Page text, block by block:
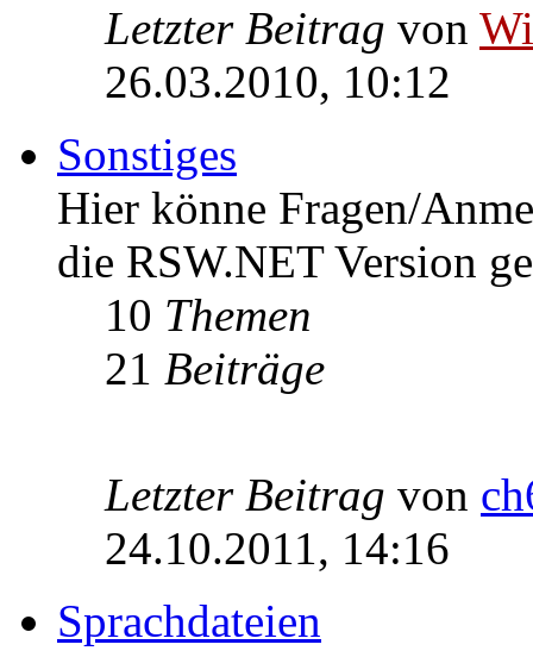
Letzter Beitrag von
26.03.2010, 10:12
Sonstiges
Hier könne Fragen/
die RSW.NET Version
10 Themen
21 Beiträge
Letzter Beitrag von
24.10.2011, 14:16
Sprachdateien